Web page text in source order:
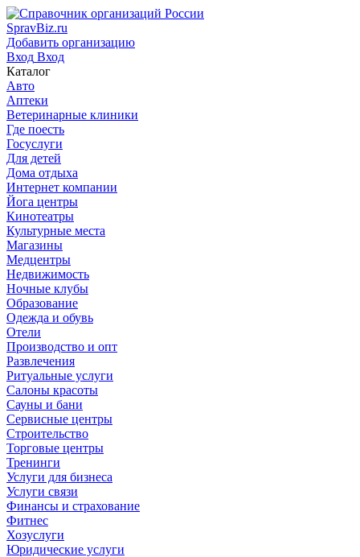
SpravBiz.ru
Добавить организацию
Вход Вход
Каталог
Авто
Аптеки
Ветеринарные клиники
Где поесть
Госуслуги
Для детей
Дома отдыха
Интернет компании
Йога центры
Кинотеатры
Культурные места
Магазины
Медцентры
Недвижимость
Ночные клубы
Образование
Одежда и обувь
Отели
Производство и опт
Развлечения
Ритуальные услуги
Салоны красоты
Сауны и бани
Сервисные центры
Строительство
Торговые центры
Тренинги
Услуги для бизнеса
Услуги связи
Финансы и страхование
Фитнес
Хозуслуги
Юридические услуги